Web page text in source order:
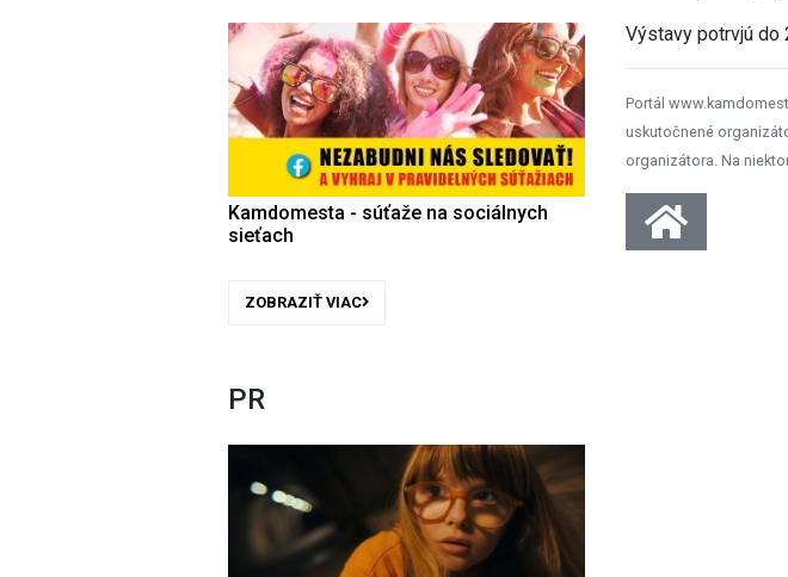
Kamdomesta - súťaže na sociálnych
sieťach
ZOBRAZIŤ VIAC
PR
Výstavy potrvjú do
Portál
uskutočnené
organizátora. Na